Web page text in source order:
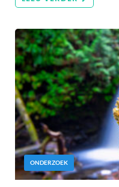
ONDERZOEK